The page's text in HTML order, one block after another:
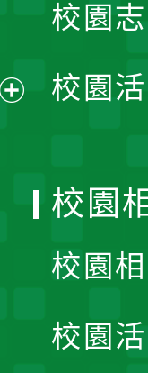
單
校園
校園
校園
校園
校園